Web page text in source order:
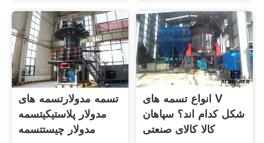
تسمه مدولارتسمه های
مدولار پلاستیکیتسمه
مدولار چیستتسمه
انواع تسمه های V
شکل کدام اند؟ سپاهان
کالا کالای صنعتی